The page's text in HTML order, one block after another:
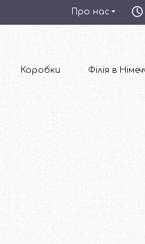
Про нас
Коробки Філія в